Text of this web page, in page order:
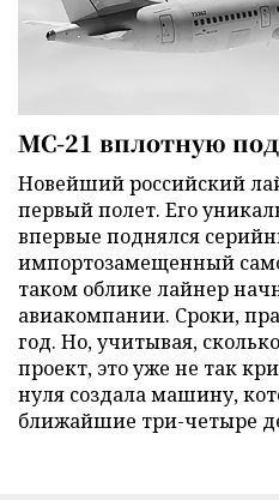
МС-21 вплотную
Новейший российский
первый полет. Его
впервые поднялся
импортозамещенный
таком облике лайнер
авиакомпании. Сроки,
год. Но, учитывая,
проект, это уже не так
нуля создала машину,
ближайшие три-четыре